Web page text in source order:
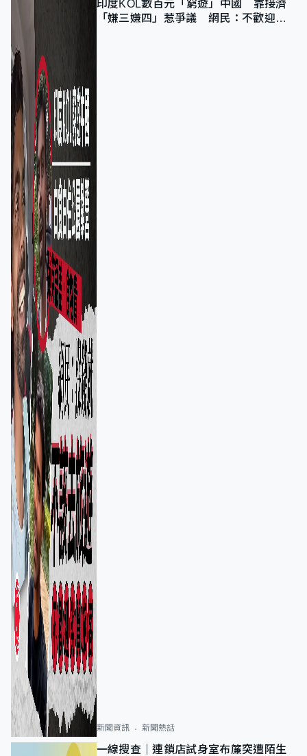
印度KOL數百元「窮遊」中國 靠接濟
「嫌三嫌四」惹爭議 網民：不歡迎劣
新聞資訊 新聞熱話
一線搜查｜連鎖店試身室布簾突遭陌生